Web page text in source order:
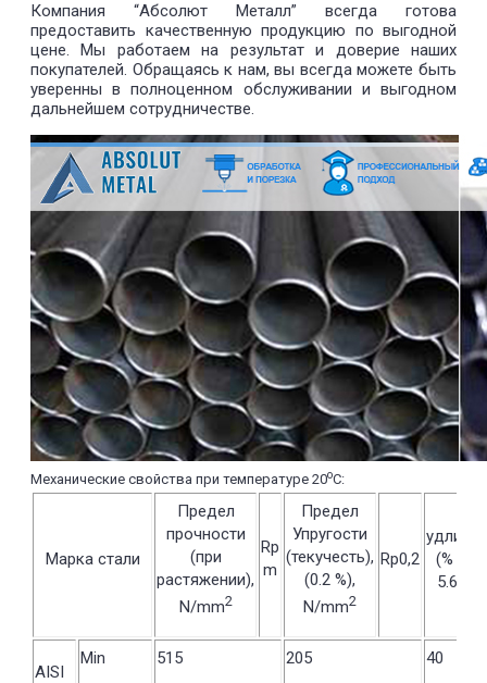
Компания “Абсолют Металл” всегда готова
предоставить качественную продукцию по выгодной
цене. Мы работаем на результат и доверие наших
покупателей. Обращаясь к нам, вы всегда можете быть
уверенны в полноценном обслуживании и выгодном
дальнейшем сотрудничестве.
Механические свойства при температуре 20оС:
Марка стали
Предел
прочности
(при
растяжении),
N/mm2
Rp
m
Предел
Упругости
(текучесть),
(0.2 %),
N/mm2
Rp0,2
(% in L
5.65
AISI
Min 515 205 40